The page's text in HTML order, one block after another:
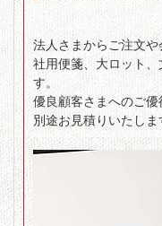
法人さまからご注文
社用便箋、大ロット
す。
優良顧客さまへのご
別途お見積りいたしま